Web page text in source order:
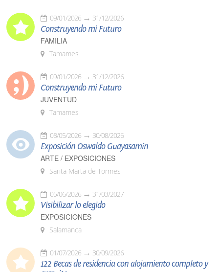
09/01/2026 31/12/2026
Construyendo mi Futuro
FAMILIA
Tamames
09/01/2026 31/12/2026
Construyendo mi Futuro
JUVENTUD
Tamames
08/05/2026 30/08/2026
Exposición Oswaldo Guayasamín
ARTE / EXPOSICIONES
Santa Marta de Tormes
05/06/2026 31/03/2027
Visibilizar lo elegido
EXPOSICIONES
Salamanca
01/07/2026 30/09/2026
122 Becas de residencia con alojamiento completo y